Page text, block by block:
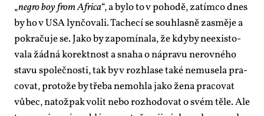
„ne­gro boy from Af­ri­ca“, a by­lo to v po­ho­dě, za­tím­co dnes
by ho v USA lyn­čo­va­li. Ta­che­cí se sou­hlas­ně za­smě­je a
po­kra­ču­je se. Ja­ko by za­po­mí­na­la, že kdy­by ne­e­xis­to­
va­la žád­ná ko­rekt­nost a sna­ha o ná­pra­vu ne­rov­né­ho
sta­vu spo­leč­nos­ti, tak by v roz­hla­se ta­ké ne­mu­se­la pra­
co­vat, pro­to­že by tře­ba ne­moh­la ja­ko že­na pra­co­vat
vů­bec, na­to­ž­pak vo­lit ne­bo roz­ho­do­vat o svém tě­le. Ale